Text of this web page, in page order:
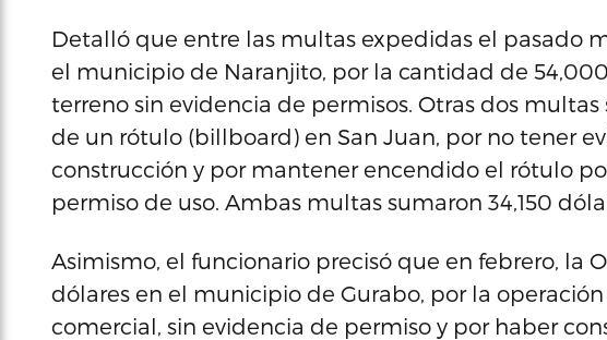
Detalló que entre las multas expedidas el pasado
el municipio de Naranjito, por la cantidad de
terreno sin evidencia de permisos. Otras dos
de un rótulo (billboard) en San Juan, por no tener
construcción y por mantener encendido el rótulo
permiso de uso. Ambas multas sumaron 34,150
Asimismo, el funcionario precisó que en febrero, la
dólares en el municipio de Gurabo, por la
comercial, sin evidencia de permiso y por haber